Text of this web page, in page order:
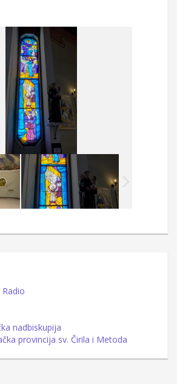
nadbiskupija
provincija sv. Čirila i Metoda